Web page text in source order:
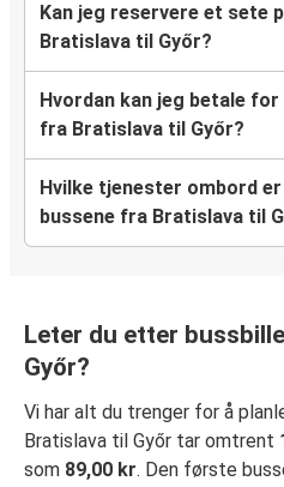
Kan jeg reservere et sete
Bratislava til Győr?
Hvordan kan jeg betale
fra Bratislava til Győr?
Hvilke tjenester ombord
bussene fra Bratislava til
Leter du etter
Győr?
Vi har alt du trenger for å
Bratislava til Győr tar omtrent
som 89,00 kr. Den første